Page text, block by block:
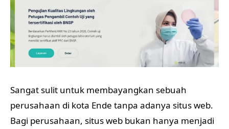
Sangat sulit untuk membayangkan sebuah
perusahaan di kota Ende tanpa adanya situs web.
Bagi perusahaan, situs web bukan hanya menjadi